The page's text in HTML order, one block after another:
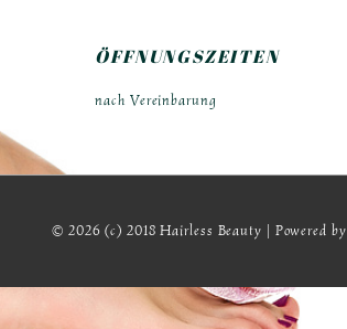
ÖFFNUNGSZEITEN
nach Vereinbarung
© 2026(c) 2018 Hairless Beauty | Powered by